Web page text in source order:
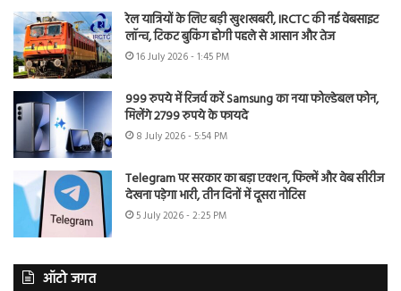
रेल यात्रियों के लिए बड़ी खुशखबरी, IRCTC की नई वेबसाइट
लॉन्च, टिकट बुकिंग होगी पहले से आसान और तेज
16 July 2026 - 1:45 PM
999 रुपये में रिजर्व करें Samsung का नया फोल्डेबल फोन,
मिलेंगे 2799 रुपये के फायदे
8 July 2026 - 5:54 PM
Telegram पर सरकार का बड़ा एक्शन, फिल्में और वेब सीरीज
देखना पड़ेगा भारी, तीन दिनों में दूसरा नोटिस
5 July 2026 - 2:25 PM
ऑटो जगत